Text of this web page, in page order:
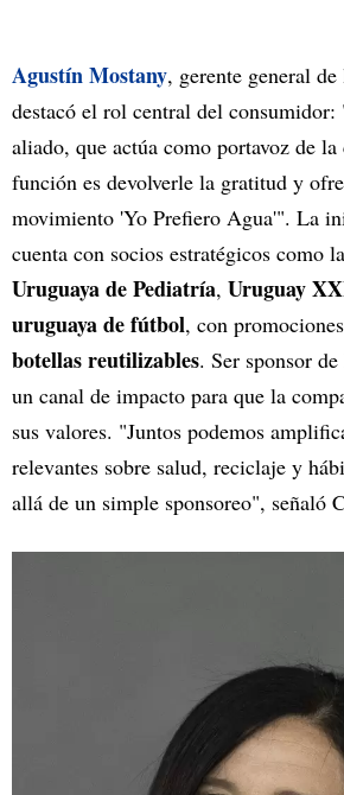
Agustín Mostany, gerente general
destacó el rol central del
aliado, que actúa como portavoz de la
función es devolverle la gratitud y
movimiento 'Yo Prefiero Agua'". La
cuenta con socios estratégicos como la
Uruguaya de Pediatría, Uruguay
uruguaya de fútbol, con
botellas reutilizables. Ser sponsor
un canal de impacto para que la
sus valores. "Juntos podemos
relevantes sobre salud, reciclaje y
allá de un simple sponsoreo", señaló